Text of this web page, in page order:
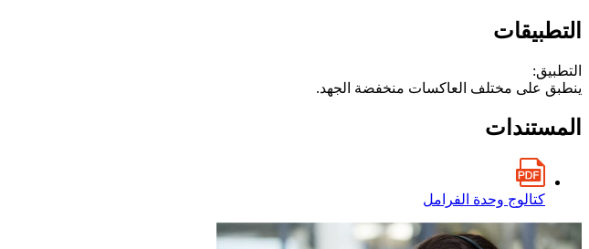
التطبيقات
التطبيق:
ينطبق على مختلف العاكسات منخفضة الجهد.
المستندات
كتالوج وحدة الفرامل